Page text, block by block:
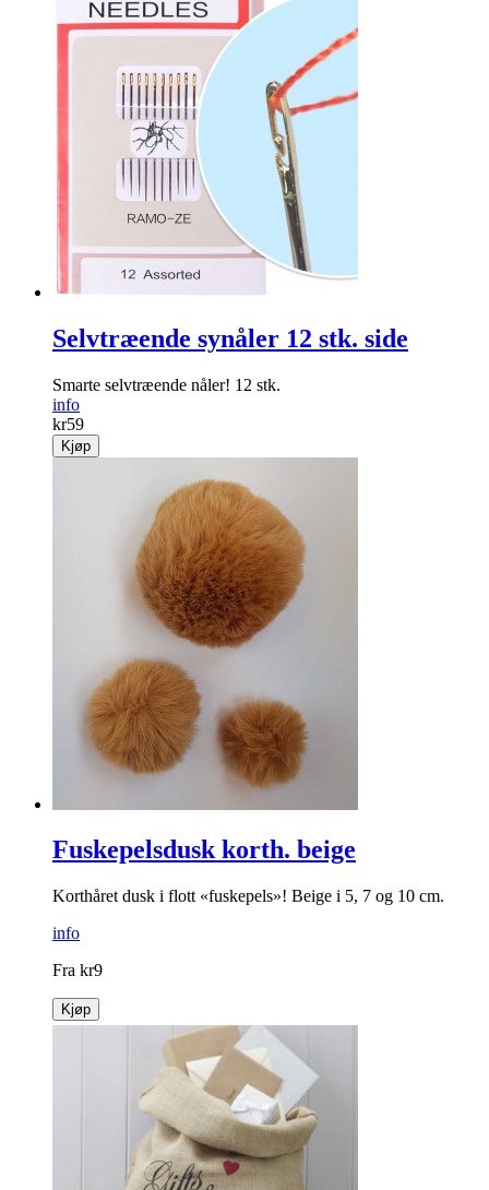
Selvtræende synåler 12 stk. side
Smarte selvtræende nåler! 12 stk.
info
kr59
Kjøp
Fuskepelsdusk korth. beige
Korthåret dusk i flott «fuskepels»! Beige i 5, 7 og 10 cm.
info
Fra kr9
Kjøp